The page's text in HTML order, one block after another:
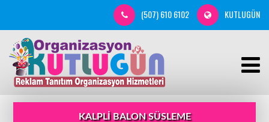
(507) 610 6102 KUTLUGÜN
KALPLI BALON SÜSLEME